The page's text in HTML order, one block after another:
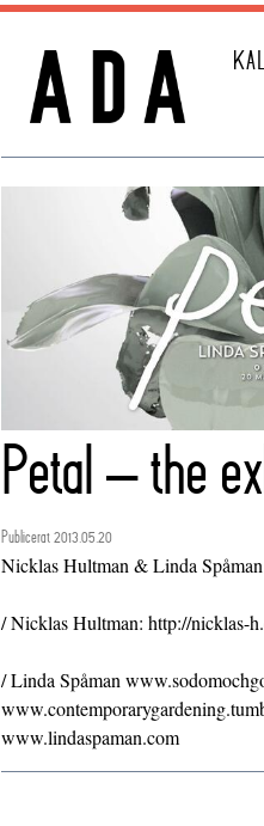
Petal – the
Publicerat 2013.05.20
Nicklas Hultman & Linda
/ Nicklas Hultman: http://nicklas-
/ Linda Spåman
www.lindaspaman.com